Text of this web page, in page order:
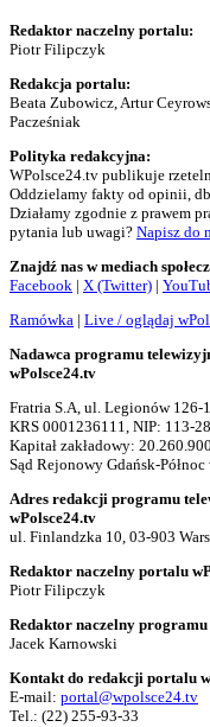
Redaktor naczelny portalu:
Piotr Filipczyk
Redakcja portalu:
Beata Zubowicz, Artur
Pacześniak
Polityka redakcyjna:
WPolsce24.tv publikuje
Oddzielamy fakty od opinii,
Działamy zgodnie z prawem
pytania lub uwagi? Napisz do
Znajdź nas w mediach
Facebook | X (Twitter) |
Ramówka | Live / oglądaj
Nadawca programu
wPolsce24.tv
Fratria S.A, ul. Legionów 126-
KRS 0001236111, NIP: 113-
Kapitał zakładowy:
Sąd Rejonowy Gdańsk-
Adres redakcji programu
wPolsce24.tv
ul. Finlandzka 10, 03-903
Redaktor naczelny portalu
Piotr Filipczyk
Redaktor naczelny
Jacek Karnowski
Kontakt do redakcji portalu
E-mail: portal@wpolsce24.tv
Tel.: (22) 255-93-33